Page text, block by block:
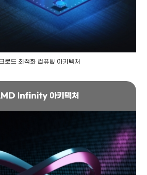
로드 최적화 컴퓨팅 아키텍처
Infinity 아키텍처